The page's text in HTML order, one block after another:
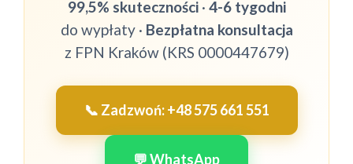
99,5% skuteczności· 4-6 tygodni
do wypłaty · Bezpłatna konsultacja
z FPN Kraków (KRS 0000447679)
📞 Zadzwoń: +48 575 661 551
💬 WhatsApp